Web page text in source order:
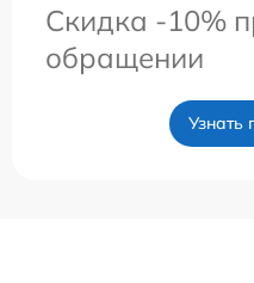
Скидка -10%
обращении
Узнать